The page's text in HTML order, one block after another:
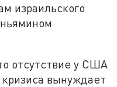
израильского
отсутствие у США
вынуждает